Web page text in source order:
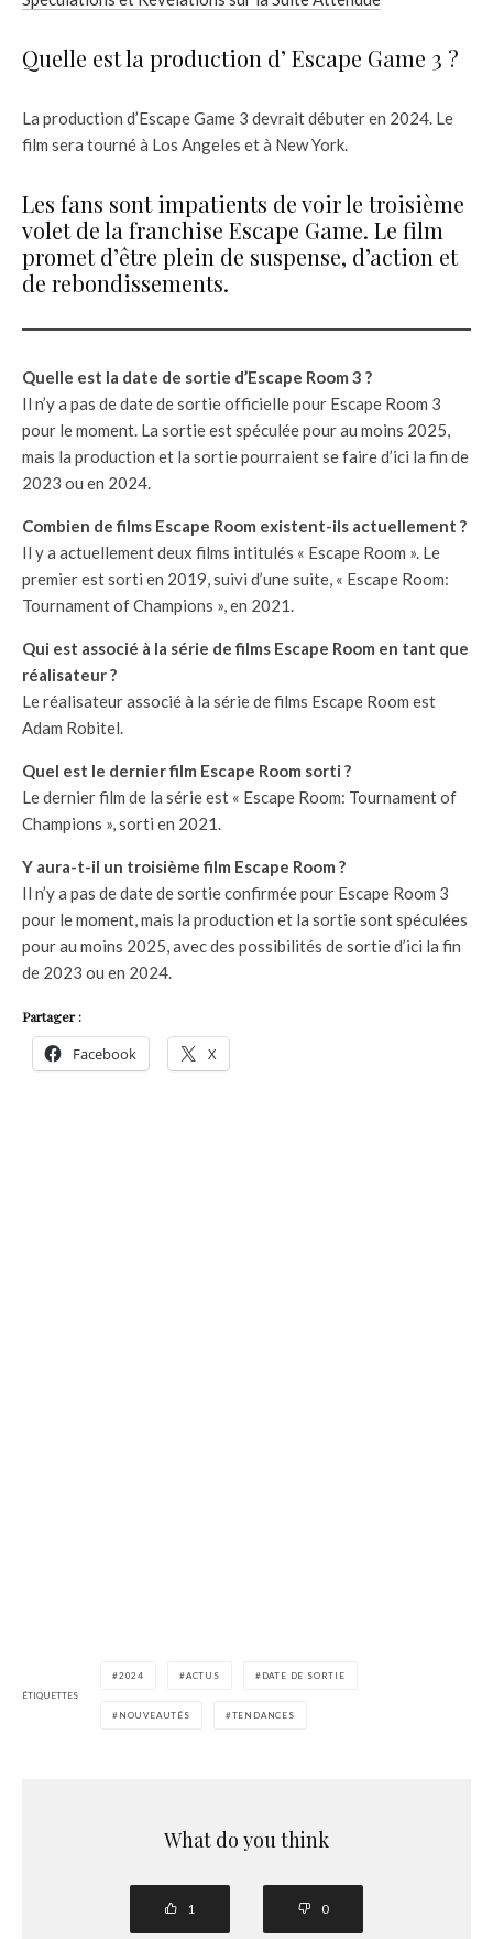
Quelle est la production d’ Escape Game 3 ?
La production d’Escape Game 3 devrait débuter en 2024. Le
film sera tourné à Los Angeles et à New York.
Les fans sont impatients de voir le troisième
volet de la franchise Escape Game. Le film
promet d’être plein de suspense, d’action et
de rebondissements.
Quelle est la date de sortie d’Escape Room 3 ?
Il n’y a pas de date de sortie officielle pour Escape Room 3
pour le moment. La sortie est spéculée pour au moins 2025,
mais la production et la sortie pourraient se faire d’ici la fin de
2023 ou en 2024.
Combien de films Escape Room existent-ils actuellement ?
Il y a actuellement deux films intitulés « Escape Room ». Le
premier est sorti en 2019, suivi d’une suite, « Escape Room:
Tournament of Champions », en 2021.
Qui est associé à la série de films Escape Room en tant que
réalisateur ?
Le réalisateur associé à la série de films Escape Room est
Adam Robitel.
Quel est le dernier film Escape Room sorti ?
Le dernier film de la série est « Escape Room: Tournament of
Champions », sorti en 2021.
Y aura-t-il un troisième film Escape Room ?
Il n’y a pas de date de sortie confirmée pour Escape Room 3
pour le moment, mais la production et la sortie sont spéculées
pour au moins 2025, avec des possibilités de sortie d’ici la fin
de 2023 ou en 2024.
Partager :
Facebook X
ÉTIQUETTES
2024 ACTUS DATE DE SORTIE
NOUVEAUTÉS TENDANCES
What do you think
1 0